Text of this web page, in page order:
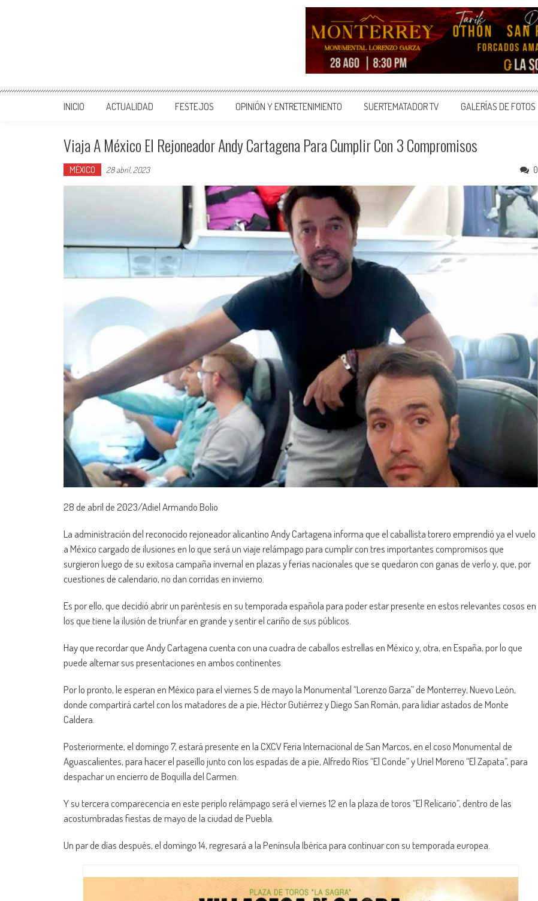
INICIO ACTUALIDAD FESTEJOS OPINIÓN Y ENTRETENIMIENTO SUERTEMATADOR TV GALERÍAS DE FOTOS
Viaja A México El Rejoneador Andy Cartagena Para Cumplir Con 3 Compromisos
MÉXICO 28 abril, 2023 0
28 de abril de 2023/Adiel Armando Bolio
La administración del reconocido rejoneador alicantino Andy Cartagena informa que el caballista torero emprendió ya el vuelo
a México cargado de ilusiones en lo que será un viaje relámpago para cumplir con tres importantes compromisos que
surgieron luego de su exitosa campaña invernal en plazas y ferias nacionales que se quedaron con ganas de verlo y, que, por
cuestiones de calendario, no dan corridas en invierno.
Es por ello, que decidió abrir un paréntesis en su temporada española para poder estar presente en estos relevantes cosos en
los que tiene la ilusión de triunfar en grande y sentir el cariño de sus públicos.
Hay que recordar que Andy Cartagena cuenta con una cuadra de caballos estrellas en México y, otra, en España, por lo que
puede alternar sus presentaciones en ambos continentes.
Por lo pronto, le esperan en México para el viernes 5 de mayo la Monumental “Lorenzo Garza” de Monterrey, Nuevo León,
donde compartirá cartel con los matadores de a pie, Héctor Gutiérrez y Diego San Román, para lidiar astados de Monte
Caldera.
Posteriormente, el domingo 7, estará presente en la CXCV Feria Internacional de San Marcos, en el coso Monumental de
Aguascalientes, para hacer el paseíllo junto con los espadas de a pie, Alfredo Ríos “El Conde” y Uriel Moreno “El Zapata”, para
despachar un encierro de Boquilla del Carmen.
Y su tercera comparecencia en este periplo relámpago será el viernes 12 en la plaza de toros “El Relicario”, dentro de las
acostumbradas fiestas de mayo de la ciudad de Puebla.
Un par de días después, el domingo 14, regresará a la Península Ibérica para continuar con su temporada europea.